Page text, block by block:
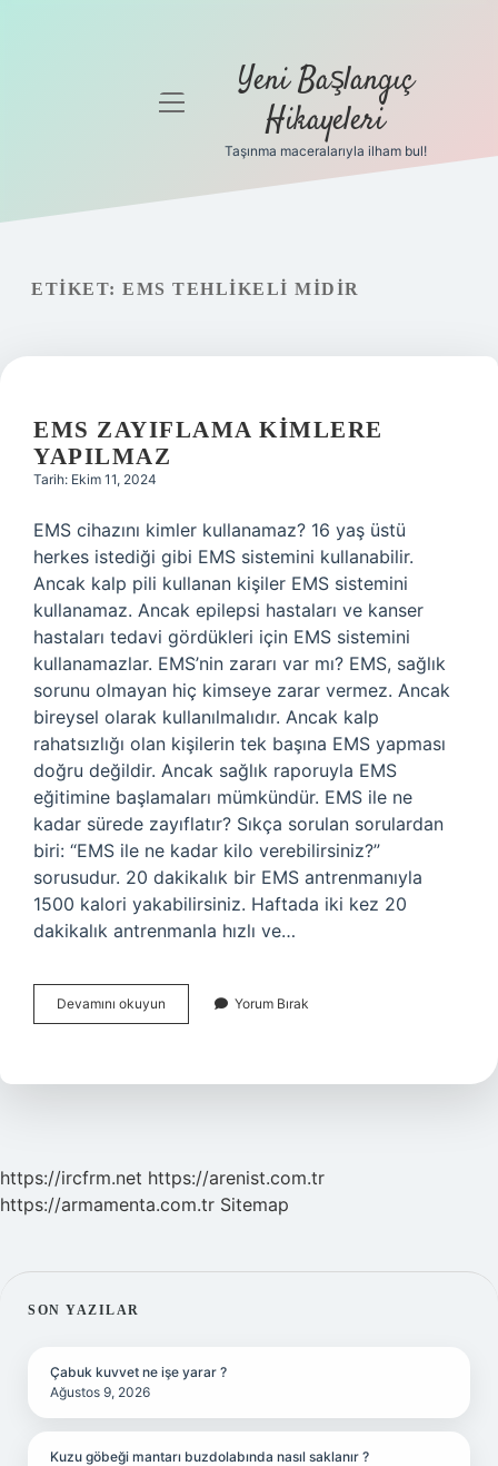
Gizlilik
Yasal Uyarı
Hakkımızda
menüyü
Yeni Başlangıç
Hikayeleri
Taşınma maceralarıyla ilham bul!
ETIKET: EMS TEHLIKELI MIDIR
EMS ZAYIFLAMA KIMLERE
YAPILMAZ
Tarih: Ekim 11, 2024
EMS cihazını kimler kullanamaz? 16 yaş üstü
herkes istediği gibi EMS sistemini kullanabilir.
Ancak kalp pili kullanan kişiler EMS sistemini
kullanamaz. Ancak epilepsi hastaları ve kanser
hastaları tedavi gördükleri için EMS sistemini
kullanamazlar. EMS’nin zararı var mı? EMS, sağlık
sorunu olmayan hiç kimseye zarar vermez. Ancak
bireysel olarak kullanılmalıdır. Ancak kalp
rahatsızlığı olan kişilerin tek başına EMS yapması
doğru değildir. Ancak sağlık raporuyla EMS
eğitimine başlamaları mümkündür. EMS ile ne
kadar sürede zayıflatır? Sıkça sorulan sorulardan
biri: “EMS ile ne kadar kilo verebilirsiniz?”
sorusudur. 20 dakikalık bir EMS antrenmanıyla
1500 kalori yakabilirsiniz. Haftada iki kez 20
dakikalık antrenmanla hızlı ve…
Devamını okuyun
Zayıflama
Yorum Bırak
https://ircfrm.net https://arenist.com.tr
https://armamenta.com.tr Sitemap
SIDEBAR
SON YAZILAR
Çabuk kuvvet ne işe yarar ?
Ağustos 9, 2026
Kuzu göbeği mantarı buzdolabında nasıl saklanır ?